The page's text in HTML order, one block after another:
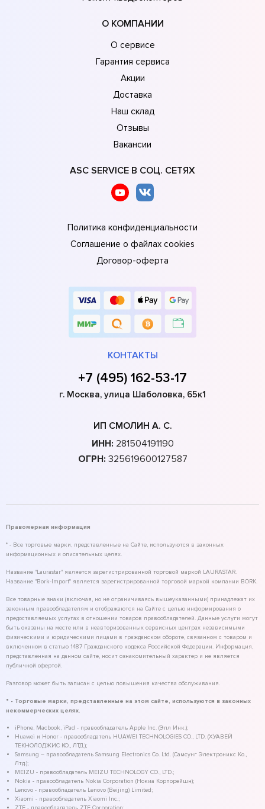
О КОМПАНИИ
О сервисе
Гарантия сервиса
Акции
Доставка
Наш склад
Отзывы
Вакансии
ASC SERVICE В СОЦ. СЕТЯХ
Политика конфиденциальности
Соглашение о файлах cookies
Договор-оферта
КОНТАКТЫ
+7 (495) 162-53-17
г. Москва, улица Шаболовка, 65к1
ИП СМОЛИН А. С.
ИНН: 281504191190
ОГРН: 325619600127587
Правомерная информация
* - Все торговые марки, представленные на Сайте, используются в законных
информационных и описательных целях.
Название "Laurastar" является зарегистрированной торговой маркой LAURASTAR.
Название "Bork-Import" является зарегистрированной торговой маркой компании BORK.
Все товарные знаки (включая, но не ограничиваясь вышеуказанными) принадлежат их
законным правообладателям и отображаются на Сайте с целью информирования о
предоставляемых услугах в отношении товаров правообладателей. Данные услуги могут
быть оказаны на месте или в неавторизованных сервисных центрах независимыми
физическими и юридическими лицами в гражданском обороте, связанном с товаром и
включенном в статью 1487 Гражданского кодекса Российской Федерации. Информация,
представленная на данном сайте, носит ознакомительный характер и не является
публичной офертой.
Разговор может быть записан с целью повышения качества обслуживания.
* - Торговые марки, представленные на этом сайте, используются в законных
некоммерческих целях.
iPhone, Macbook, iPad - правообладатель Apple Inc. (Эпл Инк.);
Huawei и Honor - правообладатель HUAWEI TECHNOLOGIES CO., LTD. (ХУАВЕЙ
ТЕКНОЛОДЖИС КО., ЛТД.);
Samsung – правообладатель Samsung Electronics Co. Ltd. (Самсунг Электроникс Ко.,
Лтд.);
MEIZU - правообладатель MEIZU TECHNOLOGY CO., LTD.;
Nokia - правообладатель Nokia Corporation (Нокиа Корпорейшн);
Lenovo - правообладатель Lenovo (Beijing) Limited;
Xiaomi - правообладатель Xiaomi Inc.;